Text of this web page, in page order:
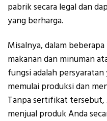
pabrik secara legal dan
yang berharga.
Misalnya, dalam
makanan dan minuman
fungsi adalah
memulai produksi dan
Tanpa sertifikat tersebut,
menjual produk Anda